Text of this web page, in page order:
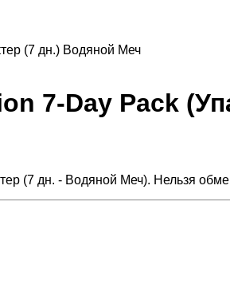
(7 дн.) Водяной Меч
7-Day Pack
(7 дн. - Водяной Меч). Нельзя